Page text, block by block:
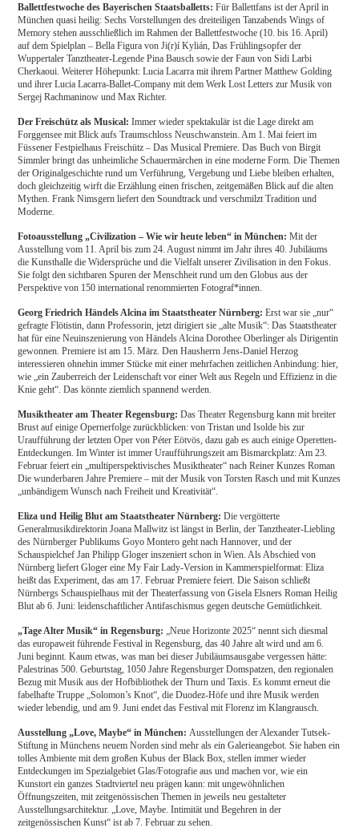
Ballettfestwoche des Bayerischen Staatsballetts: Für Ballettfans ist der April in
München quasi heilig: Sechs Vorstellungen des dreiteiligen Tanzabends Wings of
Memory stehen ausschließlich im Rahmen der Ballettfestwoche (10. bis 16. April)
auf dem Spielplan – Bella Figura von Ji(r)í Kylián, Das Frühlingsopfer der
Wuppertaler Tanztheater-Legende Pina Bausch sowie der Faun von Sidi Larbi
Cherkaoui. Weiterer Höhepunkt: Lucia Lacarra mit ihrem Partner Matthew Golding
und ihrer Lucia Lacarra-Ballet-Company mit dem Werk Lost Letters zur Musik von
Sergej Rachmaninow und Max Richter.
Der Freischütz als Musical: Immer wieder spektakulär ist die Lage direkt am
Forggensee mit Blick aufs Traumschloss Neuschwanstein. Am 1. Mai feiert im
Füssener Festpielhaus Freischütz – Das Musical Premiere. Das Buch von Birgit
Simmler bringt das unheimliche Schauermärchen in eine moderne Form. Die Themen
der Originalgeschichte rund um Verführung, Vergebung und Liebe bleiben erhalten,
doch gleichzeitig wirft die Erzählung einen frischen, zeitgemäßen Blick auf die alten
Mythen. Frank Nimsgern liefert den Soundtrack und verschmilzt Tradition und
Moderne.
Fotoausstellung „Civilization – Wie wir heute leben“ in München: Mit der
Ausstellung vom 11. April bis zum 24. August nimmt im Jahr ihres 40. Jubiläums
die Kunsthalle die Widersprüche und die Vielfalt unserer Zivilisation in den Fokus.
Sie folgt den sichtbaren Spuren der Menschheit rund um den Globus aus der
Perspektive von 150 international renommierten Fotograf*innen.
Georg Friedrich Händels Alcina im Staatstheater Nürnberg: Erst war sie „nur“
gefragte Flötistin, dann Professorin, jetzt dirigiert sie „alte Musik“: Das Staatstheater
hat für eine Neuinszenierung von Händels Alcina Dorothee Oberlinger als Dirigentin
gewonnen. Premiere ist am 15. März. Den Hausherrn Jens-Daniel Herzog
interessieren ohnehin immer Stücke mit einer mehrfachen zeitlichen Anbindung: hier,
wie „ein Zauberreich der Leidenschaft vor einer Welt aus Regeln und Effizienz in die
Knie geht“. Das könnte ziemlich spannend werden.
Musiktheater am Theater Regensburg: Das Theater Regensburg kann mit breiter
Brust auf einige Opernerfolge zurückblicken: von Tristan und Isolde bis zur
Uraufführung der letzten Oper von Péter Eötvös, dazu gab es auch einige Operetten-
Entdeckungen. Im Winter ist immer Uraufführungszeit am Bismarckplatz: Am 23.
Februar feiert ein „multiperspektivisches Musiktheater“ nach Reiner Kunzes Roman
Die wunderbaren Jahre Premiere – mit der Musik von Torsten Rasch und mit Kunzes
„unbändigem Wunsch nach Freiheit und Kreativität“.
Eliza und Heilig Blut am Staatstheater Nürnberg:Die vergötterte
Generalmusikdirektorin Joana Mallwitz ist längst in Berlin, der Tanztheater-Liebling
des Nürnberger Publikums Goyo Montero geht nach Hannover, und der
Schauspielchef Jan Philipp Gloger inszeniert schon in Wien. Als Abschied von
Nürnberg liefert Gloger eine My Fair Lady-Version in Kammerspielformat: Eliza
heißt das Experiment, das am 17. Februar Premiere feiert. Die Saison schließt
Nürnbergs Schauspielhaus mit der Theaterfassung von Gisela Elsners Roman Heilig
Blut ab 6. Juni: leidenschaftlicher Antifaschismus gegen deutsche Gemütlichkeit.
„Tage Alter Musik“ in Regensburg:
„Neue Horizonte 2025“ nennt sich diesmal
das europaweit führende Festival in Regensburg, das 40 Jahre alt wird und am 6.
Juni beginnt. Kaum etwas, was man bei dieser Jubiläumsausgabe vergessen hätte:
Palestrinas 500. Geburtstag, 1050 Jahre Regensburger Domspatzen, den regionalen
Bezug mit Musik aus der Hofbibliothek der Thurn und Taxis. Es kommt erneut die
fabelhafte Truppe „Solomon’s Knot“, die Duodez-Höfe und ihre Musik werden
wieder lebendig, und am 9. Juni endet das Festival mit Florenz im Klangrausch.
Ausstellung „Love, Maybe“ in München: Ausstellungen der Alexander Tutsek-
Stiftung in Münchens neuem Norden sind mehr als ein Galerieangebot. Sie haben ein
tolles Ambiente mit dem großen Kubus der Black Box, stellen immer wieder
Entdeckungen im Spezialgebiet Glas/Fotografie aus und machen vor, wie ein
Kunstort ein ganzes Stadtviertel neu prägen kann: mit ungewöhnlichen
Öffnungszeiten, mit zeitgenössischen Themen in jeweils neu gestalteter
Ausstellungsarchitektur. „Love, Maybe. Intimität und Begehren in der
zeitgenössischen Kunst“ ist ab 7. Februar zu sehen.